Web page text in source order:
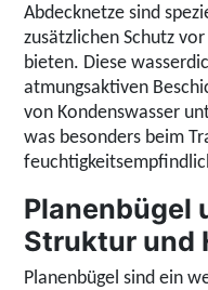
Abdecknetze sind
zusätzlichen Schutz
bieten. Diese
atmungsaktiven
von Kondenswasser
was besonders beim
Planenbügel
Struktur und
Planenbügel sind ein